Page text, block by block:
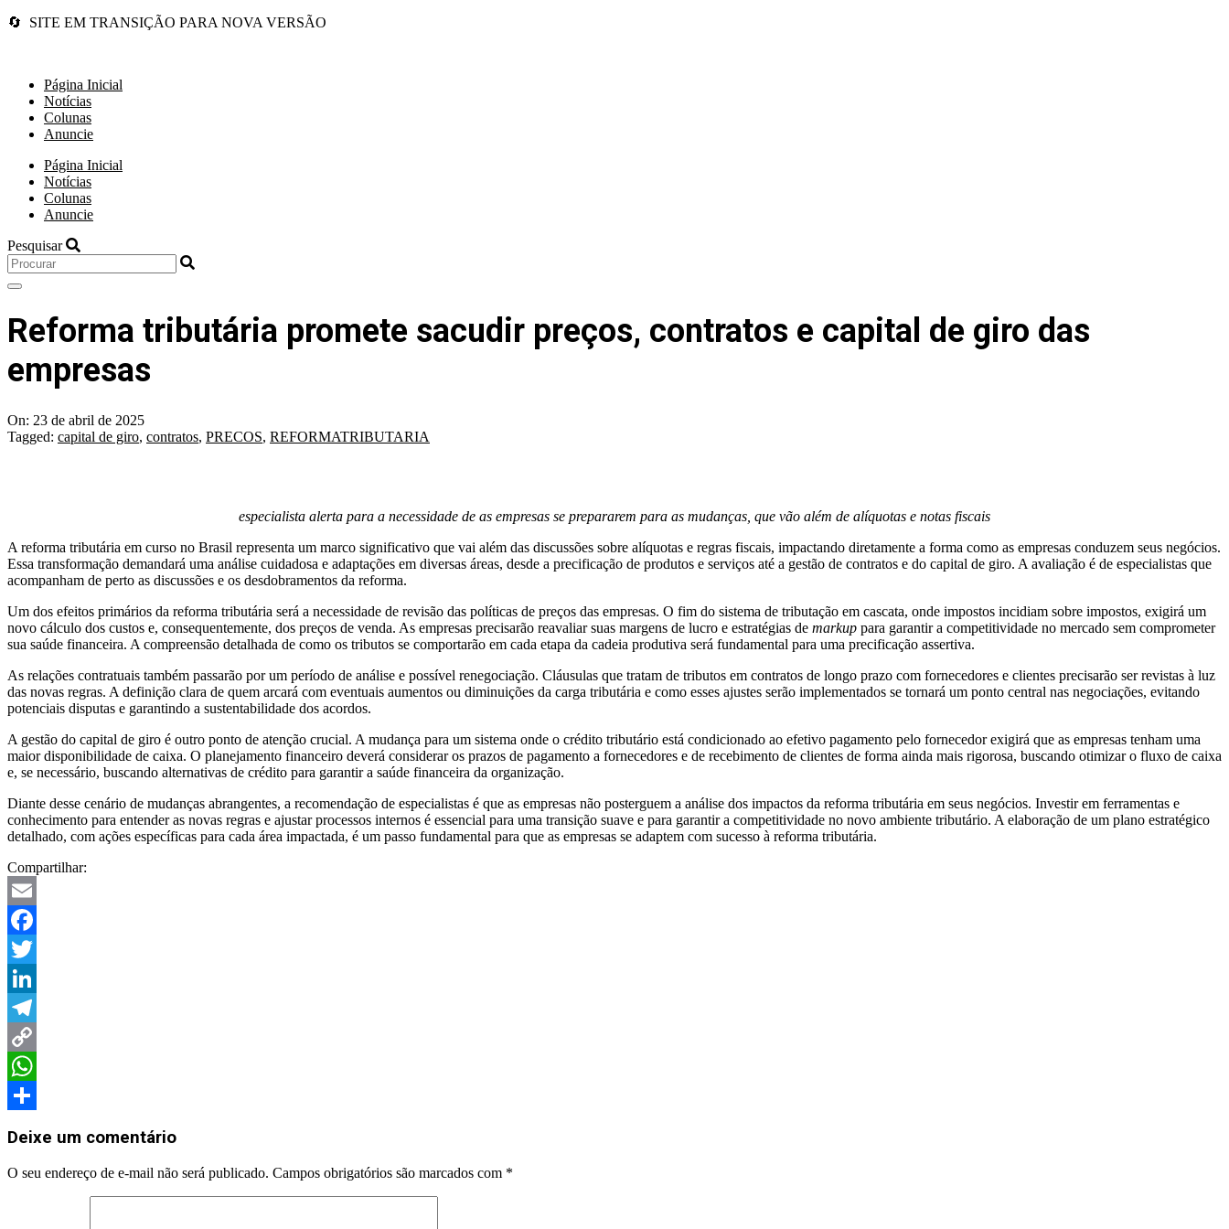
🔄 SITE EM TRANSIÇÃO PARA NOVA VERSÃO
Página Inicial
Notícias
Colunas
Anuncie
Página Inicial
Notícias
Colunas
Anuncie
Pesquisar
Reforma tributária promete sacudir preços, contratos e capital de giro das
empresas
On: 23 de abril de 2025
Tagged: capital de giro, contratos, PRECOS, REFORMATRIBUTARIA
especialista alerta para a necessidade de as empresas se prepararem para as mudanças, que vão além de alíquotas e notas fiscais
A reforma tributária em curso no Brasil representa um marco significativo que vai além das discussões sobre alíquotas e regras fiscais, impactando diretamente a forma como as empresas conduzem seus negócios.
Essa transformação demandará uma análise cuidadosa e adaptações em diversas áreas, desde a precificação de produtos e serviços até a gestão de contratos e do capital de giro. A avaliação é de especialistas que
acompanham de perto as discussões e os desdobramentos da reforma.
Um dos efeitos primários da reforma tributária será a necessidade de revisão das políticas de preços das empresas. O fim do sistema de tributação em cascata, onde impostos incidiam sobre impostos, exigirá um
novo cálculo dos custos e, consequentemente, dos preços de venda. As empresas precisarão reavaliar suas margens de lucro e estratégias de markup para garantir a competitividade no mercado sem comprometer
sua saúde financeira. A compreensão detalhada de como os tributos se comportarão em cada etapa da cadeia produtiva será fundamental para uma precificação assertiva.
As relações contratuais também passarão por um período de análise e possível renegociação. Cláusulas que tratam de tributos em contratos de longo prazo com fornecedores e clientes precisarão ser revistas à luz
das novas regras. A definição clara de quem arcará com eventuais aumentos ou diminuições da carga tributária e como esses ajustes serão implementados se tornará um ponto central nas negociações, evitando
potenciais disputas e garantindo a sustentabilidade dos acordos.
A gestão do capital de giro é outro ponto de atenção crucial. A mudança para um sistema onde o crédito tributário está condicionado ao efetivo pagamento pelo fornecedor exigirá que as empresas tenham uma
maior disponibilidade de caixa. O planejamento financeiro deverá considerar os prazos de pagamento a fornecedores e de recebimento de clientes de forma ainda mais rigorosa, buscando otimizar o fluxo de caixa
e, se necessário, buscando alternativas de crédito para garantir a saúde financeira da organização.
Diante desse cenário de mudanças abrangentes, a recomendação de especialistas é que as empresas não posterguem a análise dos impactos da reforma tributária em seus negócios. Investir em ferramentas e
conhecimento para entender as novas regras e ajustar processos internos é essencial para uma transição suave e para garantir a competitividade no novo ambiente tributário. A elaboração de um plano estratégico
detalhado, com ações específicas para cada área impactada, é um passo fundamental para que as empresas se adaptem com sucesso à reforma tributária.
Compartilhar:
Email
Facebook
Twitter
LinkedIn
Telegram
Copy
Link
WhatsApp
04-
Deixe um comentário
O seu endereço de e-mail não será publicado. Campos obrigatórios são marcados com *